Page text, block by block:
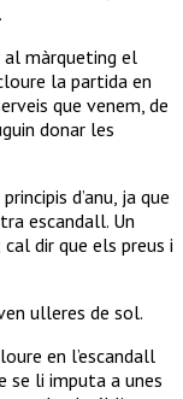
al màrqueting el
la partida en
que venem, de
donar les
d’anu, ja que
escandall. Un
dir que els preus i
ulleres de sol.
en l’escandall
se li imputa a unes